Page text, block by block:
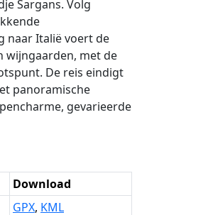
Sargans. Volg
naar Italië voert de
wijngaarden, met de
De reis eindigt
panoramische
gevarieerde
Download
GPX, KML